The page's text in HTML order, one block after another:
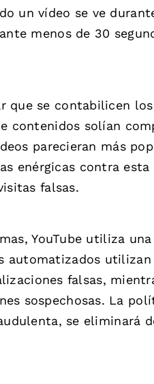
un vídeo se ve
menos de 30
que se contabilicen
contenidos solían
parecieran más
enérgicas contra
falsas.
YouTube utiliza
automatizados
falsas,
sospechosas. La
se eliminará